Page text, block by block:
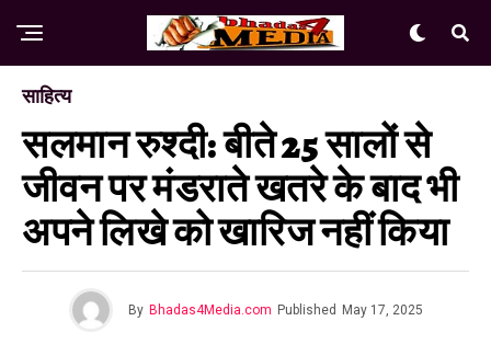
साहित्य
सलमान रुश्दी: बीते 25 सालों से
जीवन पर मंडराते खतरे के बाद भी
अपने लिखे को खारिज नहीं किया
By Bhadas4Media.com Published May 17, 2025